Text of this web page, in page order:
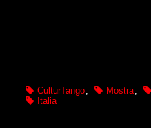
CulturTango, Mostra,
Italia